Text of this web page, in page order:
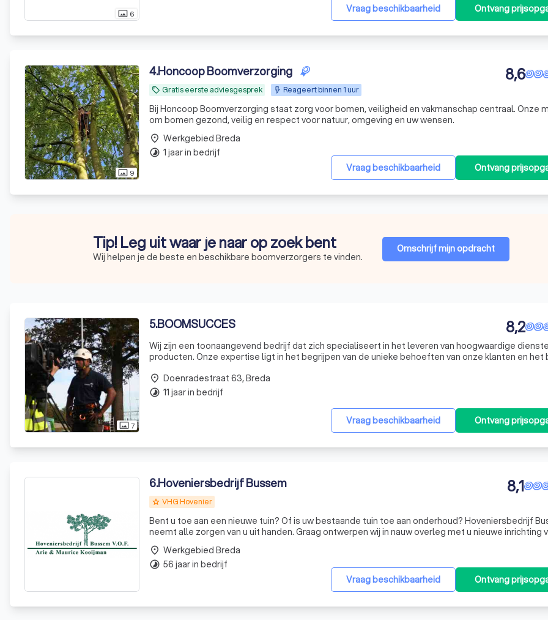
photo_size_select_actual 6 Vraag beschikbaarheid Ontvang
photo_size_select_actual 9
4.Honcoop Boomverzorging
local_offer Gratis eerste adviesgesprek Reageert binnen 1 uur
8,6
Bij Honcoop Boomverzorging staat zorg voor bomen, veiligheid en vakmanschap centraal. Onze
om bomen gezond, veilig en respect voor natuur, omgeving en uw wensen.
Vraag beschikbaarheid Ontvang
place Werkgebied Breda
timelapse 1 jaar in bedrijf
Tip! Leg uit waar je naar op zoek bent
Wij helpen je de beste en beschikbare boomverzorgers te vinden.
Omschrijf mijn opdracht
photo_size_select_actual7
5.BOOMSUCCES 8,2
Wij zijn een toonaangevend bedrijf dat zich specialiseert in het leveren van hoogwaardige
producten. Onze expertise ligt in het begrijpen van de unieke behoeften van onze klanten en het
Vraag beschikbaarheid Ontvang
place Doenradestraat 63, Breda
timelapse 11 jaar in bedrijf
6.Hoveniersbedrijf Bussem
grade VHG Hovenier
8,1
Bent u toe aan een nieuwe tuin? Of is uw bestaande tuin toe aan onderhoud? Hoveniersbedrijf
neemt alle zorgen van u uit handen. Graag ontwerpen wij in nauw overleg met u nieuwe inrichting
tuin. Het ontwerp maken we zelfs gratis indien u de tuin eveneens door ons laat aanleggen. Voor a
Vraag beschikbaarheid Ontvang
place Werkgebied Breda
timelapse 56 jaar in bedrijf